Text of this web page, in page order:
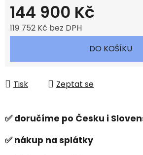
144 900 Kč
119 752 Kč bez DPH
DO KOŠÍKU
Tisk Zeptat se
✅ doručíme po Česku i
✅ nákup na splátky